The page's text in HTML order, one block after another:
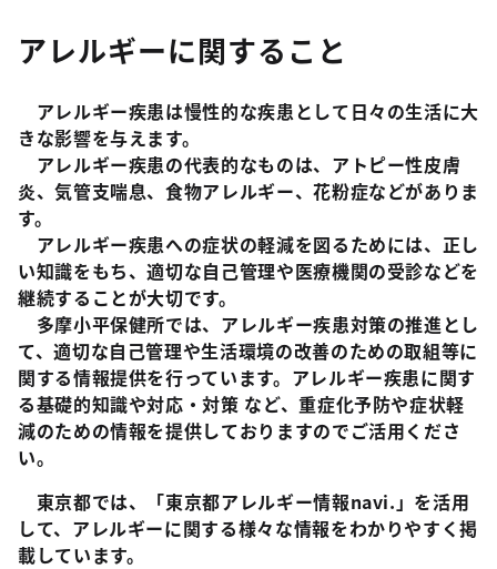
アレルギーに関すること
アレルギー疾患は慢性的な疾患として日々の生活に大
きな影響を与えます。
アレルギー疾患の代表的なものは、アトピー性皮膚
炎、気管支喘息、食物アレルギー、花粉症などがありま
す。
アレルギー疾患への症状の軽減を図るためには、正し
い知識をもち、適切な自己管理や医療機関の受診などを
継続することが大切です。
多摩小平保健所では、アレルギー疾患対策の推進とし
て、適切な自己管理や生活環境の改善のための取組等に
関する情報提供を行っています。アレルギー疾患に関す
る基礎的知識や対応・対策 など、重症化予防や症状軽
減のための情報を提供しておりますのでご活用くださ
い。
東京都では、「東京都アレルギー情報navi.」を活用
して、アレルギーに関する様々な情報をわかりやすく掲
載しています。